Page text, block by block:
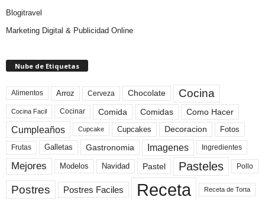
Blogitravel
Marketing Digital & Publicidad Online
Nube de Etiquetas
Alimentos Arroz Cerveza Chocolate Cocina
Cocina Facil Cocinar Comida Comidas Como Hacer
Cumpleaños Cupcake Cupcakes Decoracion Fotos
Frutas Galletas Gastronomia Imagenes Ingredientes
Mejores Modelos Navidad Pastel Pasteles Pollo
Postres Postres Faciles Receta Receta de Torta